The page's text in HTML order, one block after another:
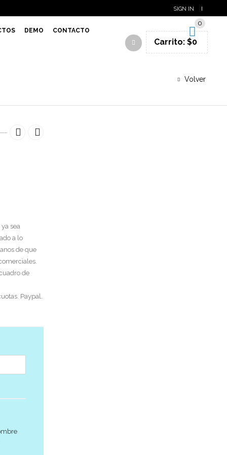
SIGN IN
DEMO CONTACTO
0
Carrito: $0
Volver
sea
a lo
de que
de
Paypal.